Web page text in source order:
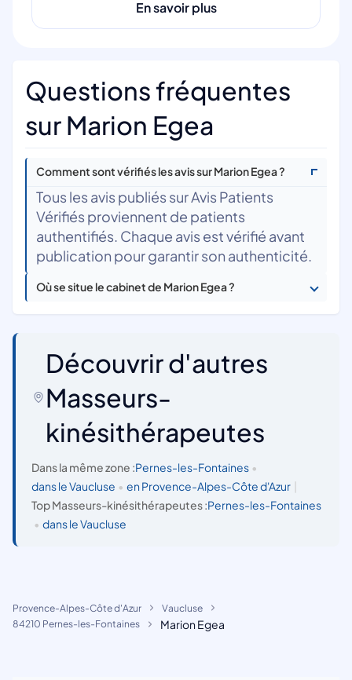
En savoir plus
Questions fréquentes
sur Marion Egea
Comment sont vérifiés les avis sur Marion Egea ?
Tous les avis publiés sur Avis Patients
Vérifiés proviennent de patients
authentifiés. Chaque avis est vérifié avant
publication pour garantir son authenticité.
Où se situe le cabinet de Marion Egea ?
Découvrir d'autres
Masseurs-
kinésithérapeutes
Dans la même zone :Pernes-les-Fontaines •
dans le Vaucluse • en Provence-Alpes-Côte d'Azur
Top Masseurs-kinésithérapeutes :Pernes-les-Fontaines
• dans le Vaucluse
Provence-Alpes-Côte d'Azur
Vaucluse
84210 Pernes-les-Fontaines
Marion Egea